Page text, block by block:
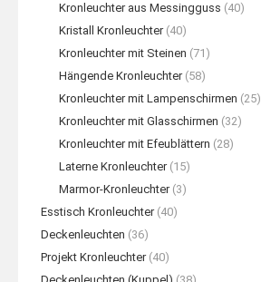
Kronleuchter aus Messingguss (40)
Kristall Kronleuchter (40)
Kronleuchter mit Steinen (71)
Hängende Kronleuchter (58)
Kronleuchter mit Lampenschirmen (25)
Kronleuchter mit Glasschirmen (32)
Kronleuchter mit Efeublättern (28)
Laterne Kronleuchter (15)
Marmor-Kronleuchter (3)
Esstisch Kronleuchter (40)
Deckenleuchten (36)
Projekt Kronleuchter (40)